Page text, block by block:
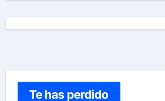
Te has perdido